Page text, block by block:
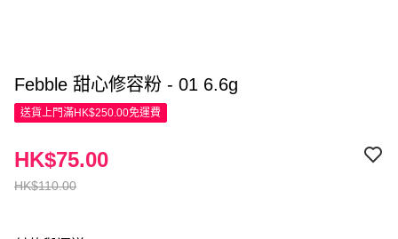
Febble 甜心修容粉 - 01 6.6g
送貨上門滿HK$250.00免運費
HK$110.00
HK$75.00